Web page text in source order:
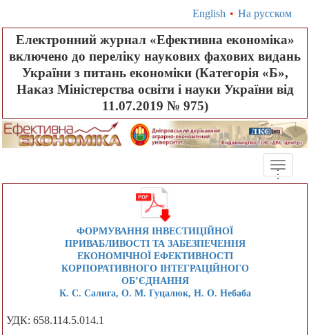
English • На русском
Електронний журнал «Ефективна економіка»
включено до переліку наукових фахових видань
України з питань економіки (Категорія «Б»,
Наказ Міністерства освіти і науки України від
11.07.2019 № 975)
Toggle
...
ФОРМУВАННЯ ІНВЕСТИЦІЙНОЇ
ПРИВАБЛИВОСТІ ТА ЗАБЕЗПЕЧЕННЯ
ЕКОНОМІЧНОЇ ЕФЕКТИВНОСТІ
КОРПОРАТИВНОГО ІНТЕГРАЦІЙНОГО
ОБ’ЄДНАННЯ
К. С. Салига, О. М. Гуцалюк, Н. О. Небаба
УДК: 658.114.5.014.1